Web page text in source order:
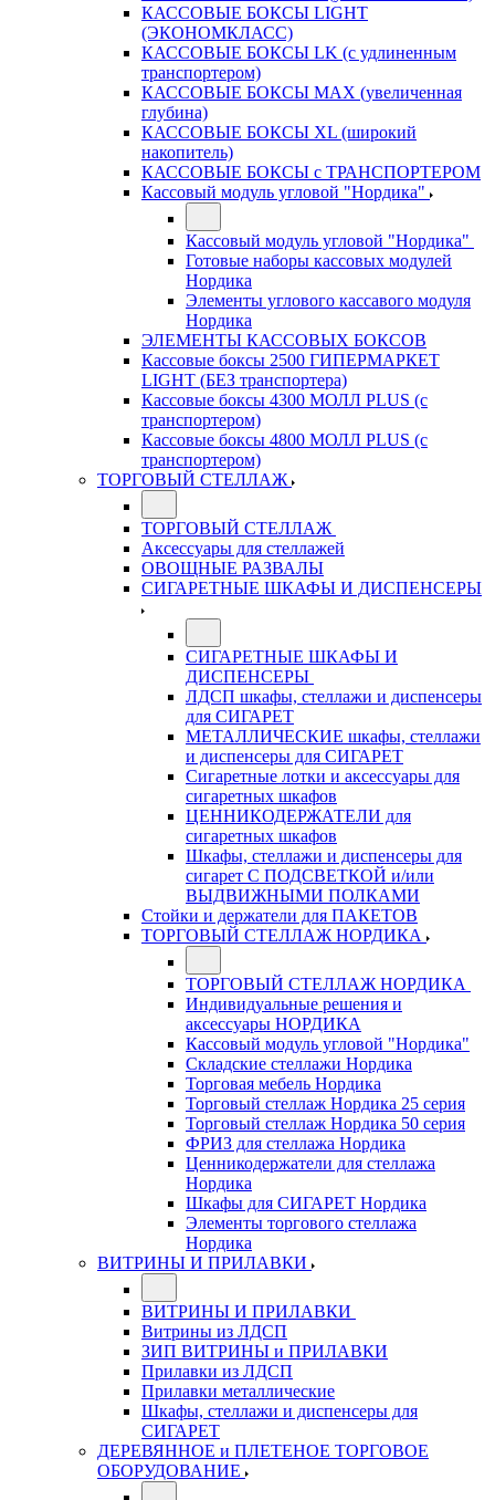
КАССОВЫЕ БОКСЫ LIGHT
(ЭКОНОМКЛАСС)
КАССОВЫЕ БОКСЫ LK (с удлиненным
транспортером)
КАССОВЫЕ БОКСЫ MAX (увеличенная
глубина)
КАССОВЫЕ БОКСЫ XL (широкий
накопитель)
КАССОВЫЕ БОКСЫ с ТРАНСПОРТЕРОМ
Кассовый модуль угловой "Нордика"
Кассовый модуль угловой "Нордика"
Готовые наборы кассовых модулей
Нордика
Элементы углового кассавого модуля
Нордика
ЭЛЕМЕНТЫ КАССОВЫХ БОКСОВ
Кассовые боксы 2500 ГИПЕРМАРКЕТ
LIGHT (БЕЗ транспортера)
Кассовые боксы 4300 МОЛЛ PLUS (с
транспортером)
Кассовые боксы 4800 МОЛЛ PLUS (с
транспортером)
ТОРГОВЫЙ СТЕЛЛАЖ
ТОРГОВЫЙ СТЕЛЛАЖ
Аксессуары для стеллажей
ОВОЩНЫЕ РАЗВАЛЫ
СИГАРЕТНЫЕ ШКАФЫ И ДИСПЕНСЕРЫ
СИГАРЕТНЫЕ ШКАФЫ И
ДИСПЕНСЕРЫ
ЛДСП шкафы, стеллажи и диспенсеры
для СИГАРЕТ
МЕТАЛЛИЧЕСКИЕ шкафы, стеллажи
и диспенсеры для СИГАРЕТ
Сигаретные лотки и аксессуары для
сигаретных шкафов
ЦЕННИКОДЕРЖАТЕЛИ для
сигаретных шкафов
Шкафы, стеллажи и диспенсеры для
сигарет С ПОДСВЕТКОЙ и/или
ВЫДВИЖНЫМИ ПОЛКАМИ
Стойки и держатели для ПАКЕТОВ
ТОРГОВЫЙ СТЕЛЛАЖ НОРДИКА
ТОРГОВЫЙ СТЕЛЛАЖ НОРДИКА
Индивидуальные решения и
аксессуары НОРДИКА
Кассовый модуль угловой "Нордика"
Складские стеллажи Нордика
Торговая мебель Нордика
Торговый стеллаж Нордика 25 серия
Торговый стеллаж Нордика 50 серия
ФРИЗ для стеллажа Нордика
Ценникодержатели для стеллажа
Нордика
Шкафы для СИГАРЕТ Нордика
Элементы торгового стеллажа
Нордика
ВИТРИНЫ И ПРИЛАВКИ
ВИТРИНЫ И ПРИЛАВКИ
Витрины из ЛДСП
ЗИП ВИТРИНЫ и ПРИЛАВКИ
Прилавки из ЛДСП
Прилавки металлические
Шкафы, стеллажи и диспенсеры для
СИГАРЕТ
ДЕРЕВЯННОЕ и ПЛЕТЕНОЕ ТОРГОВОЕ
ОБОРУДОВАНИЕ